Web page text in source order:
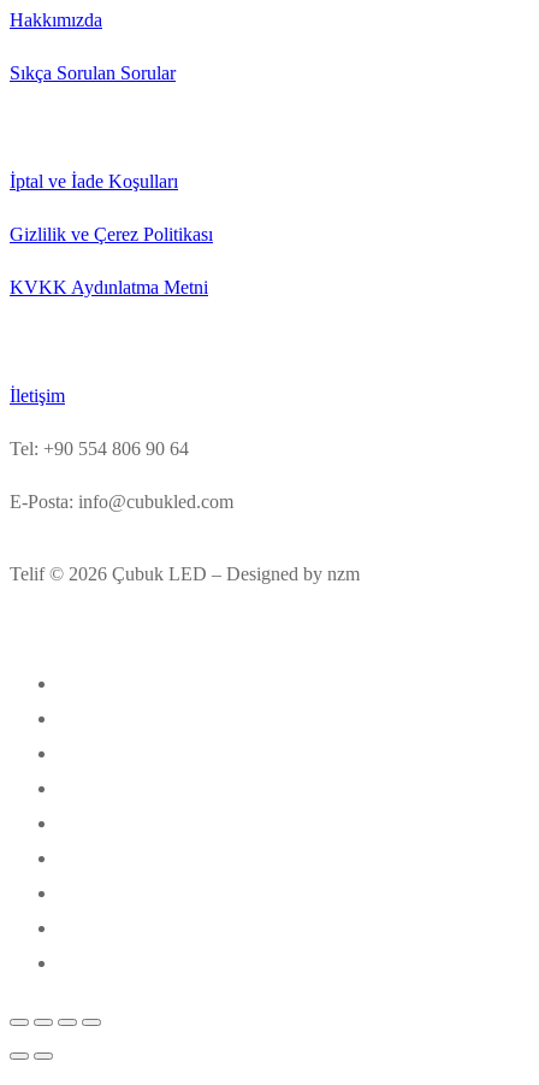
Hakkımızda
Sıkça Sorulan Sorular
İptal ve İade Koşulları
Gizlilik ve Çerez Politikası
KVKK Aydınlatma Metni
İletişim
Tel: +90 554 806 90 64
E-Posta: info@cubukled.com
Telif © 2026 Çubuk LED – Designed by nzm